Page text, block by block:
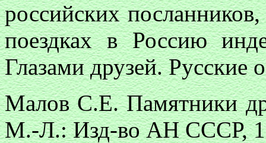
российских
поездках в Россию
Глазами друзей.
Малов С.Е. Памятники
М.-Л.: Изд-во АН СССР,